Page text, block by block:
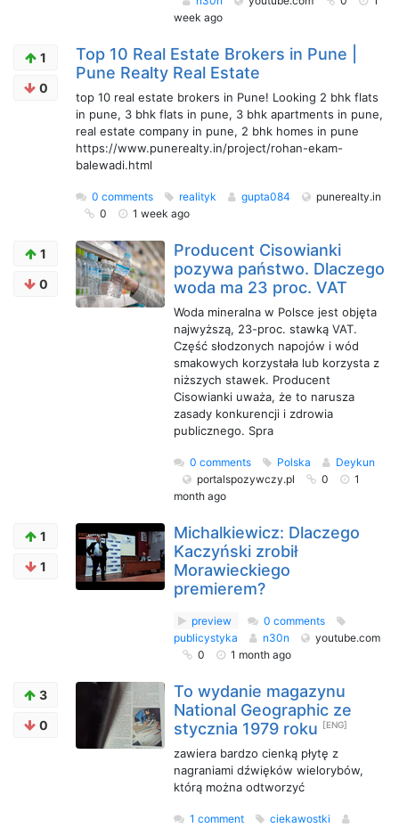
week ago
1
0
Top 10 Real Estate Brokers in Pune |
Pune Realty Real Estate
top 10 real estate brokers in Pune! Looking 2 bhk flats
in pune, 3 bhk flats in pune, 3 bhk apartments in pune,
real estate company in pune, 2 bhk homes in pune
https://www.punerealty.in/project/rohan-ekam-
balewadi.html
0 comments realityk gupta084
punerealty.in
0
1 week ago
1
0
Producent Cisowianki
pozywa państwo. Dlaczego
woda ma 23 proc. VAT
Woda mineralna w Polsce jest objęta
najwyższą, 23-proc. stawką VAT.
Część słodzonych napojów i wód
smakowych korzystała lub korzysta z
niższych stawek. Producent
Cisowianki uważa, że to narusza
zasady konkurencji i zdrowia
publicznego. Spra
0 comments Polska
Deykun
portalspozywczy.pl
0
1
month ago
1
1
Michalkiewicz: Dlaczego
Kaczyński zrobił
Morawieckiego
premierem?
preview
0 comments
publicystyka
n30n
youtube.com
0
1 month ago
3
0
To wydanie magazynu
National Geographic ze
stycznia 1979 roku [ENG]
zawiera bardzo cienką płytę z
nagraniami dźwięków wielorybów,
którą można odtworzyć
1 comment
ciekawostki